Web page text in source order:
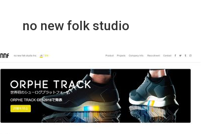
no new folk studio